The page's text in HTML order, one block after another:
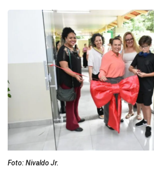
Foto: Nivaldo Jr.